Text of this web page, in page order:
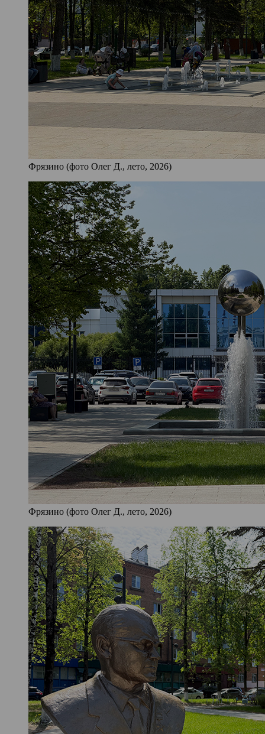
Фрязино (фото Олег Д., лето, 2026)
Фрязино (фото Олег Д., лето, 2026)